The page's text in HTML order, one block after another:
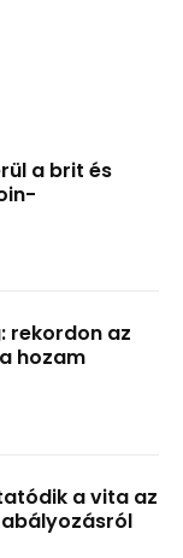
a brit és
rekordon az
hozam
a vita az